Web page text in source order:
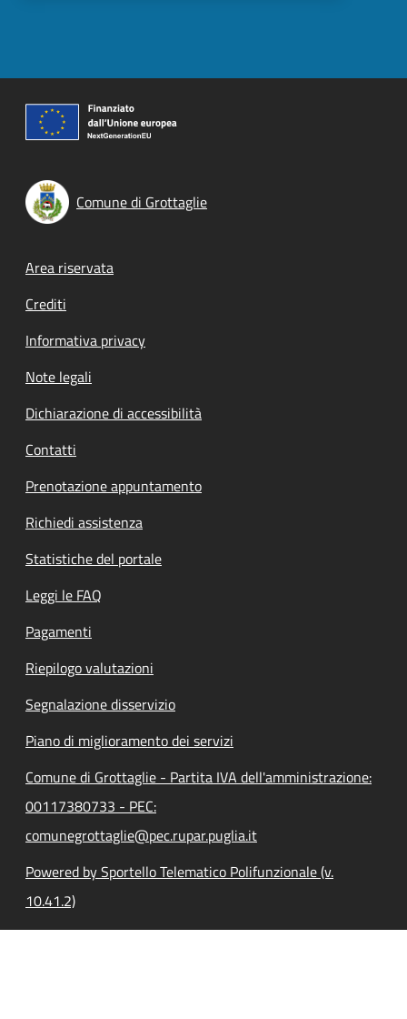
Comune di Grottaglie
Footer menu
Area riservata
Crediti
Informativa privacy
Note legali
Dichiarazione di accessibilità
Contatti
Prenotazione appuntamento
Richiedi assistenza
Statistiche del portale
Leggi le FAQ
Pagamenti
Riepilogo valutazioni
Segnalazione disservizio
Piano di miglioramento dei servizi
Comune di Grottaglie - Partita IVA dell'amministrazione:
00117380733 - PEC:
comunegrottaglie@pec.rupar.puglia.it
Powered by Sportello Telematico Polifunzionale (v.
10.41.2)